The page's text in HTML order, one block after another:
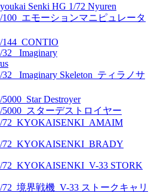
Senki HG 1/72 Nyuren
エモーションマニピュレータ
Imaginary
Imaginary Skeleton_ティラノサ
Destroyer
スターデストロイヤー
72_KYOKAISENKI_AMAIM
72_KYOKAISENKI_BRADY
33 STORK
境界戦機_V-33 ストークキャリ